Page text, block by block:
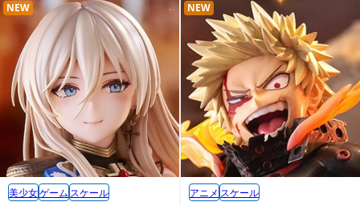
NEW
美少女ゲーム スケール
NEW
アニメ スケール